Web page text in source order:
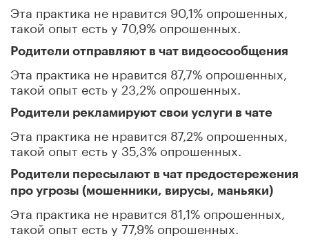
Эта практика не нравится 90,1% опрошенных,
такой опыт есть у 70,9% опрошенных.
Родители отправляют в чат видеосообщения
Эта практика не нравится 87,7% опрошенных,
такой опыт есть у 23,2% опрошенных.
Родители рекламируют свои услуги в чате
Эта практика не нравится 87,2% опрошенных,
такой опыт есть у 35,3% опрошенных.
Родители пересылают в чат предостережения
про угрозы (мошенники, вирусы, маньяки)
Эта практика не нравится 81,1% опрошенных,
такой опыт есть у 77,9% опрошенных.